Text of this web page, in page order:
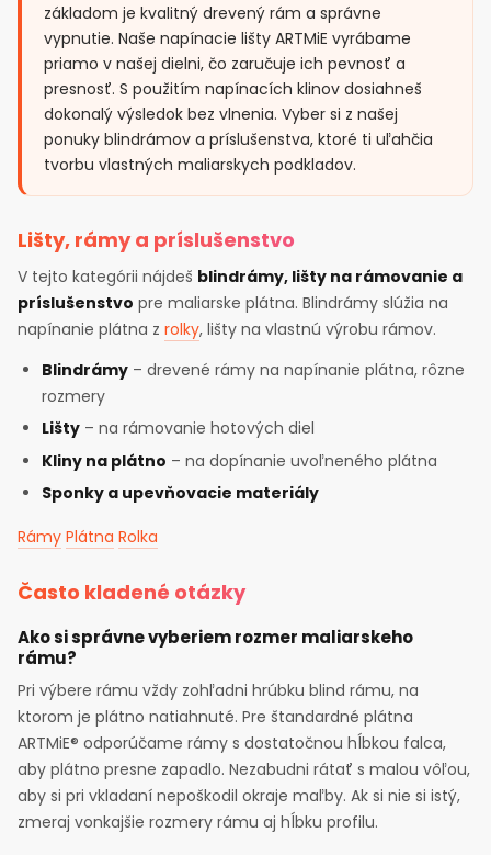
základom je kvalitný drevený rám a správne
vypnutie. Naše napínacie lišty ARTMiE vyrábame
priamo v našej dielni, čo zaručuje ich pevnosť a
presnosť. S použitím napínacích klinov dosiahneš
dokonalý výsledok bez vlnenia. Vyber si z našej
ponuky blindrámov a príslušenstva, ktoré ti uľahčia
tvorbu vlastných maliarskych podkladov.
Lišty, rámy a príslušenstvo
V tejto kategórii nájdeš blindrámy, lišty na rámovanie a
príslušenstvo pre maliarske plátna. Blindrámy slúžia na
napínanie plátna z rolky, lišty na vlastnú výrobu rámov.
Blindrámy – drevené rámy na napínanie plátna, rôzne
rozmery
Lišty – na rámovanie hotových diel
Kliny na plátno – na dopínanie uvoľneného plátna
Sponky a upevňovacie materiály
Rámy Plátna Rolka
Často kladené otázky
Ako si správne vyberiem rozmer maliarskeho
rámu?
Pri výbere rámu vždy zohľadni hrúbku blind rámu, na
ktorom je plátno natiahnuté. Pre štandardné plátna
ARTMiE® odporúčame rámy s dostatočnou hĺbkou falca,
aby plátno presne zapadlo. Nezabudni rátať s malou vôľou,
aby si pri vkladaní nepoškodil okraje maľby. Ak si nie si istý,
zmeraj vonkajšie rozmery rámu aj hĺbku profilu.